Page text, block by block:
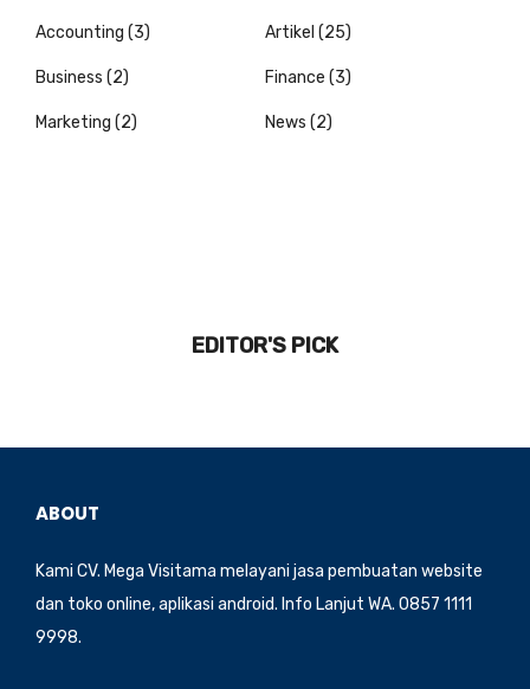
Accounting (3) Artikel (25)
Business (2) Finance (3)
Marketing (2) News (2)
EDITOR'S PICK
ABOUT
Kami CV. Mega Visitama melayani jasa pembuatan website
dan toko online, aplikasi android. Info Lanjut WA. 0857 1111
9998.